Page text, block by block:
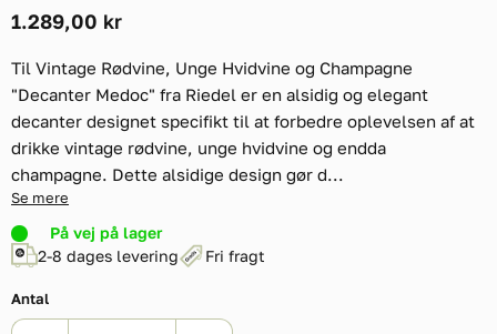
Nuværende pris
1.289,00 kr
Til Vintage Rødvine, Unge Hvidvine og Champagne
"Decanter Medoc" fra Riedel er en alsidig og elegant
decanter designet specifikt til at forbedre oplevelsen af at
drikke vintage rødvine, unge hvidvine og endda
champagne. Dette alsidige design gør d...
Se mere
På vej på lager
2-8 dages levering
Fri fragt
Antal